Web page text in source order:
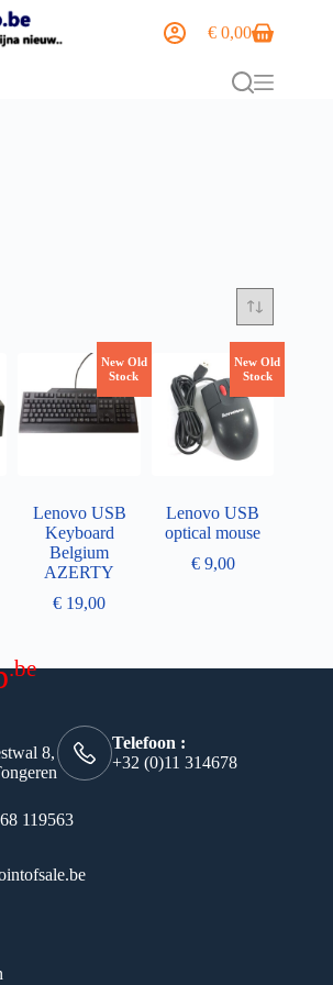
€ 0,00
New Old
Stock
Lenovo USB
Keyboard
Belgium
AZERTY
€ 19,00
New Old
Stock
Lenovo USB
optical mouse
€9,00
.be
8,
Telefoon :
+32 (0)11 314678
119563